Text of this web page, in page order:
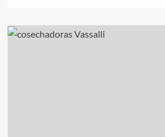
FECHACO
presentó